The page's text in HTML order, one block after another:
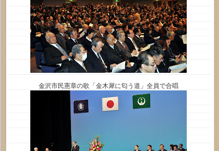
金沢市民憲章の歌「金木犀に匂う道」全員で合唱